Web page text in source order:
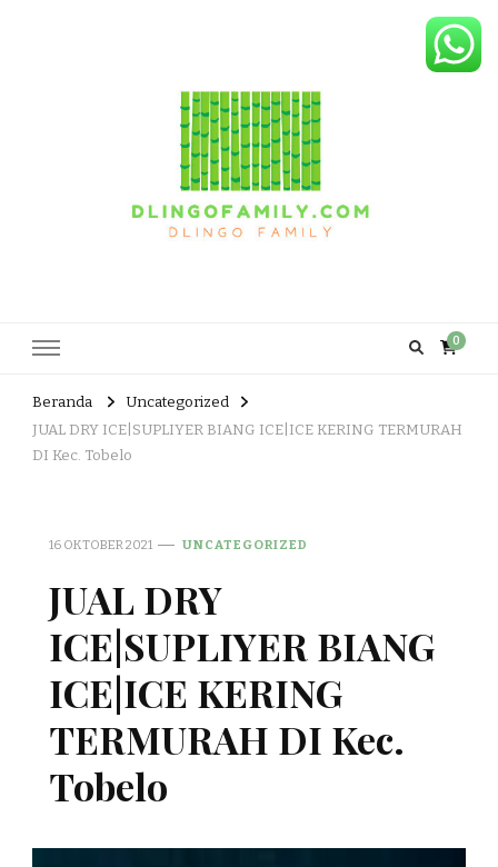
0
Beranda
Uncategorized
JUAL DRY ICE|SUPLIYER BIANG ICE|ICE KERING TERMURAH
DI Kec. Tobelo
16 OKTOBER 2021 UNCATEGORIZED
JUAL DRY
ICE|SUPLIYER BIANG
ICE|ICE KERING
TERMURAH DI Kec.
Tobelo